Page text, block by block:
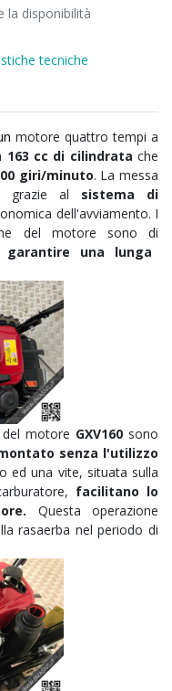
la disponibilità
tecniche
motore quattro tempi a
163 cc di cilindrata che
giri/minuto. La messa
grazie al sistema di
dell'avviamento. I
del motore sono di
garantire una lunga
motore GXV160 sono
senza l'utilizzo
ed una vite, situata sulla
facilitano lo
Questa operazione
rasaerba nel periodo di